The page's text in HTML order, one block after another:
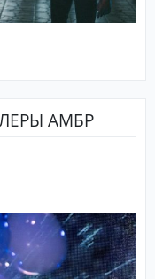
АМБР